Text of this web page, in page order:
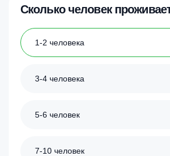
Сколько человек
1-2 человека
3-4 человека
5-6 человек
7-10 человек